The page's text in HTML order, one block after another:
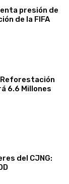
presión de
de la FIFA
6.6 Millones
del CJNG: